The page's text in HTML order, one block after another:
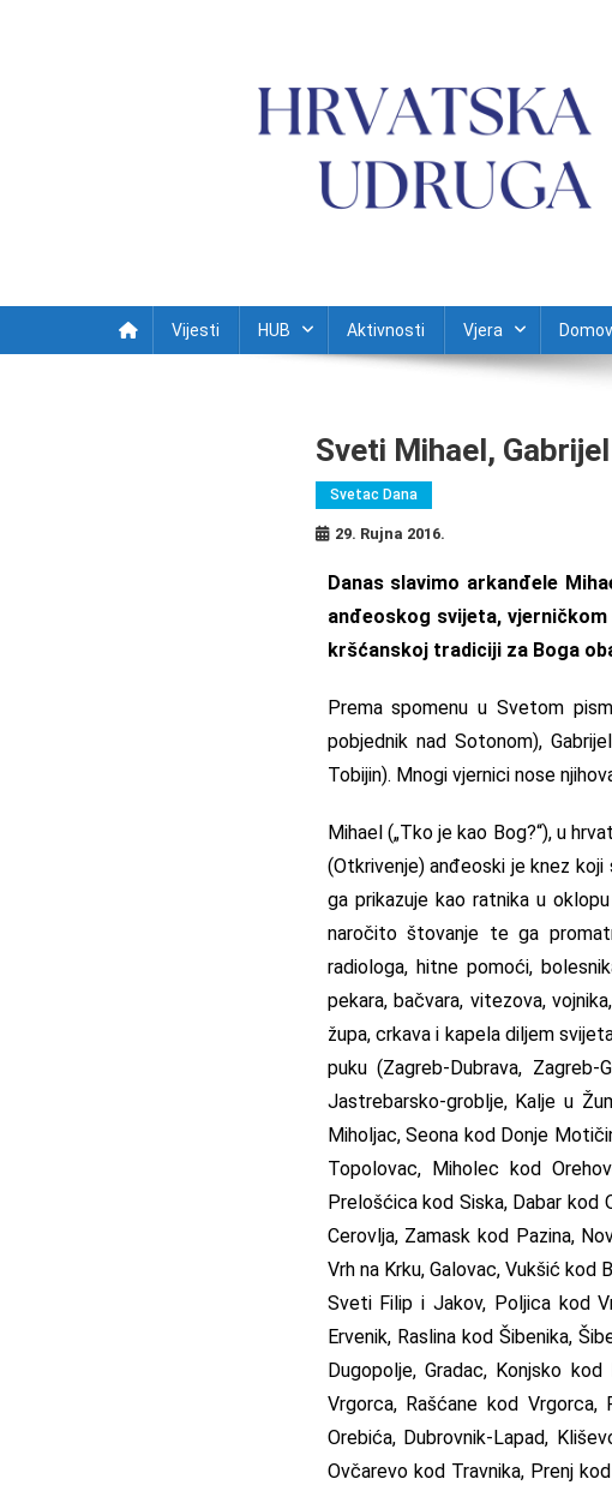
Vijesti HUB Aktivnosti Vjera
Sveti Mihael,
Svetac Dana
29. Rujna 2016.
Danas slavimo arkanđele
anđeoskog svijeta,
kršćanskoj tradiciji za Boga
Prema spomenu u Svetom
pobjednik nad Sotonom),
Tobijin). Mnogi vjernici nose
Mihael („Tko je kao Bog?“), u
(Otkrivenje) anđeoski je knez
ga prikazuje kao ratnika u
naročito štovanje te ga
radiologa, hitne pomoći,
pekara, bačvara, vitezova,
župa, crkava i kapela diljem
puku (Zagreb-Dubrava,
Jastrebarsko-groblje, Kalje u
Miholjac, Seona kod Donje
Topolovac, Miholec kod
Prelošćica kod Siska, Dabar kod
Cerovlja, Zamask kod Pazina,
Vrh na Krku, Galovac, Vukšić kod
Sveti Filip i Jakov, Poljica kod
Ervenik, Raslina kod Šibenika,
Dugopolje, Gradac, Konjsko
Vrgorca, Rašćane kod Vrgorca,
Orebića, Dubrovnik-Lapad,
Ovčarevo kod Travnika, Prenj